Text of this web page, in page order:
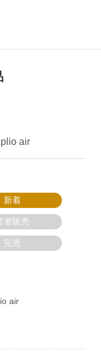
air
新着
者販売
完売
air